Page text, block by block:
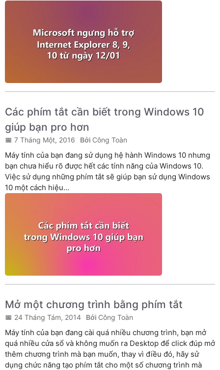
Các phím tắt cần biết trong Windows 10
giúp bạn pro hơn
7 Tháng Một, 2016 Công Toàn
Máy tính của bạn đang sử dụng hệ hành Windows 10 nhưng
bạn chưa hiểu rõ được hết các tính năng của Windows 10.
Việc sử dụng những phím tắt sẽ giúp bạn sử dụng Windows
10 một cách hiệu...
Mở một chương trình bằng phím tắt
24 Tháng Tám, 2014 Công Toàn
Máy tính của bạn đang cài quá nhiều chương trình, bạn mở
quá nhiều cửa sổ và không muốn ra Desktop để click đúp mở
thêm chương trình mà bạn muốn, thay vì điều đó, hãy sử
dụng chức năng tạo phím tắt cho một số chương trình mà